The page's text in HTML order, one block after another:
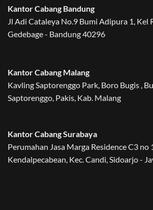
Kantor Cabang Bandung
Jl Adi Cataleya No.9 Bumi Adipura 1, Kel
Gedebage - Bandung 40296
Kantor Cabang Malang
Kavling Saptorenggo Park, Boro Bugis ,
Saptorenggo, Pakis, Kab. Malang
Kantor Cabang Surabaya
Perumahan Jasa Marga Residence C3 no
Kendalpecabean, Kec. Candi, Sidoarjo -